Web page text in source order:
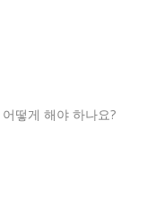
떻게 해야 하나요?